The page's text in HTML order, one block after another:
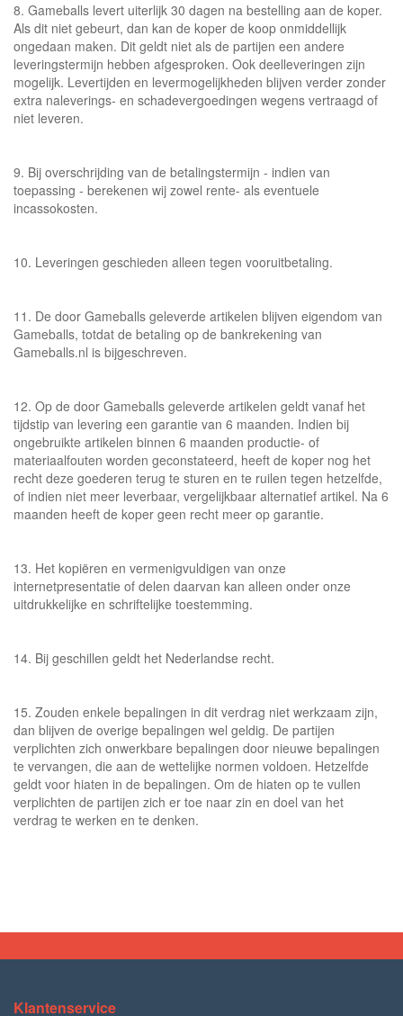
8. Gameballs levert uiterlijk 30 dagen na bestelling aan de koper.
Als dit niet gebeurt, dan kan de koper de koop onmiddellijk
ongedaan maken. Dit geldt niet als de partijen een andere
leveringstermijn hebben afgesproken. Ook deelleveringen zijn
mogelijk. Levertijden en levermogelijkheden blijven verder zonder
extra naleverings- en schadevergoedingen wegens vertraagd of
niet leveren.
9. Bij overschrijding van de betalingstermijn - indien van
toepassing - berekenen wij zowel rente- als eventuele
incassokosten.
10. Leveringen geschieden alleen tegen vooruitbetaling.
11. De door Gameballs geleverde artikelen blijven eigendom van
Gameballs, totdat de betaling op de bankrekening van
Gameballs.nl is bijgeschreven.
12. Op de door Gameballs geleverde artikelen geldt vanaf het
tijdstip van levering een garantie van 6 maanden. Indien bij
ongebruikte artikelen binnen 6 maanden productie- of
materiaalfouten worden geconstateerd, heeft de koper nog het
recht deze goederen terug te sturen en te ruilen tegen hetzelfde,
of indien niet meer leverbaar, vergelijkbaar alternatief artikel. Na 6
maanden heeft de koper geen recht meer op garantie.
13. Het kopiëren en vermenigvuldigen van onze
internetpresentatie of delen daarvan kan alleen onder onze
uitdrukkelijke en schriftelijke toestemming.
14. Bij geschillen geldt het Nederlandse recht.
15. Zouden enkele bepalingen in dit verdrag niet werkzaam zijn,
dan blijven de overige bepalingen wel geldig. De partijen
verplichten zich onwerkbare bepalingen door nieuwe bepalingen
te vervangen, die aan de wettelijke normen voldoen. Hetzelfde
geldt voor hiaten in de bepalingen. Om de hiaten op te vullen
verplichten de partijen zich er toe naar zin en doel van het
verdrag te werken en te denken.
Klantenservice